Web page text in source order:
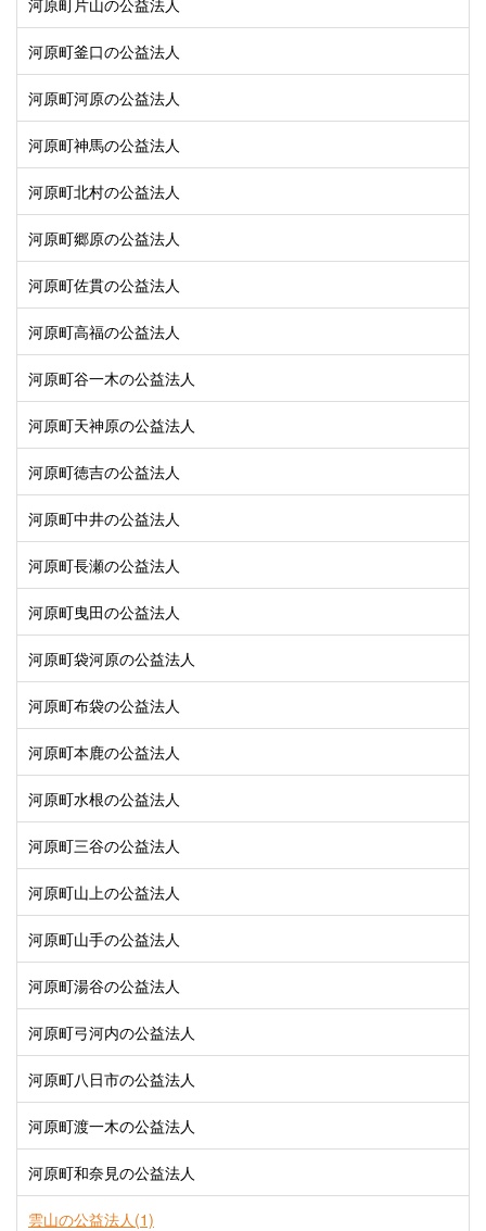
河原町片山の公益法人
河原町釜口の公益法人
河原町河原の公益法人
河原町神馬の公益法人
河原町北村の公益法人
河原町郷原の公益法人
河原町佐貫の公益法人
河原町高福の公益法人
河原町谷一木の公益法人
河原町天神原の公益法人
河原町徳吉の公益法人
河原町中井の公益法人
河原町長瀬の公益法人
河原町曳田の公益法人
河原町袋河原の公益法人
河原町布袋の公益法人
河原町本鹿の公益法人
河原町水根の公益法人
河原町三谷の公益法人
河原町山上の公益法人
河原町山手の公益法人
河原町湯谷の公益法人
河原町弓河内の公益法人
河原町八日市の公益法人
河原町渡一木の公益法人
河原町和奈見の公益法人
雲山の公益法人(1)